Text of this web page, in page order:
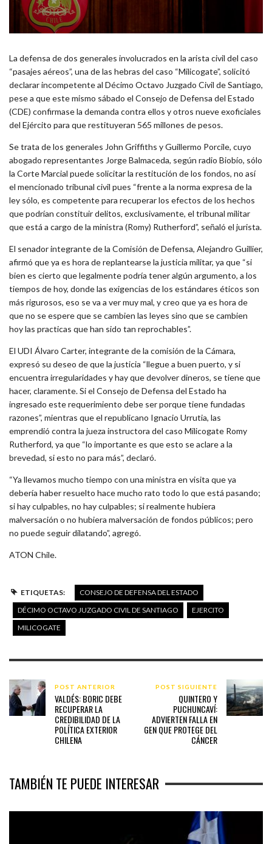
La defensa de dos generales involucrados en la arista civil del caso
“pasajes aéreos”, una de las hebras del caso “Milicogate”, solicitó
declarar incompetente al Décimo Octavo Juzgado Civil de Santiago,
pese a que este mismo sábado el Consejo de Defensa del Estado
(CDE) confirmase la demanda contra ellos y otros nueve exoficiales
del Ejército para que restituyeran 565 millones de pesos.
Se trata de los generales John Griffiths y Guillermo Porcile, cuyo
abogado representantes Jorge Balmaceda, según radio Biobío, sólo
la Corte Marcial puede solicitar la restitución de los fondos, no así
el mencionado tribunal civil pues “frente a la norma expresa de la
ley sólo, es competente para recuperar los efectos de los hechos
que podrían constituir delitos, exclusivamente, el tribunal militar
que está a cargo de la ministra (Romy) Rutherford”, señaló el jurista.
El senador integrante de la Comisión de Defensa, Alejandro Guillier,
afirmó que ya es hora de replantearse la justicia militar, ya que “si
bien es cierto que legalmente podría tener algún argumento, a los
tiempos de hoy, donde las exigencias de los estándares éticos son
más rigurosos, eso se va a ver muy mal, y creo que ya es hora de
que no se espere que se cambien las leyes sino que se cambien
hoy las practicas que han sido tan reprochables”.
El UDI Álvaro Carter, integrante de la comisión de la Cámara,
expresó su deseo de que la justicia “llegue a buen puerto, y si
encuentra irregularidades y hay que devolver dineros, se tiene que
hacer, claramente. Si el Consejo de Defensa del Estado ha
ingresado este requerimiento debe ser porque tiene fundadas
razones”, mientras que el republicano Ignacio Urrutia, las
emprendió contra la jueza instructora del caso Milicogate Romy
Rutherford, ya que “lo importante es que esto se aclare a la
brevedad, si esto no para más”, declaró.
“Ya llevamos mucho tiempo con una ministra en visita que ya
debería haber resuelto hace mucho rato todo lo que está pasando;
si hay culpables, no hay culpables; si realmente hubiera
malversación o no hubiera malversación de fondos públicos; pero
no puede seguir dilatando”, agregó.
ATON Chile.
ETIQUETAS:
CONSEJO DE DEFENSA DEL ESTADO
DÉCIMO OCTAVO JUZGADO CIVIL DE SANTIAGO
EJERCITO
MILICOGATE
POST ANTERIOR
VALDÉS: BORIC DEBE
RECUPERAR LA
CREDIBILIDAD DE LA
POLÍTICA EXTERIOR
CHILENA
POST SIGUIENTE
QUINTERO Y
PUCHUNCAVÍ:
ADVIERTEN FALLA EN
GEN QUE PROTEGE DEL
CÁNCER
TAMBIÉN TE PUEDE INTERESAR